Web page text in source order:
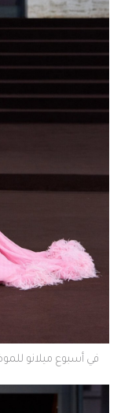
في أسبوع ميلانو